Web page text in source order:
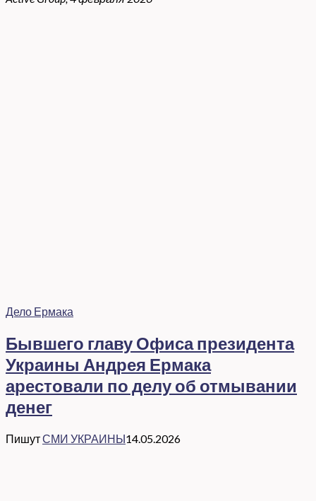
Дело Ермака
Бывшего главу Офиса президента
Украины Андрея Ермака
арестовали по делу об отмывании
денег
ПишутСМИ УКРАИНЫ14.05.2026